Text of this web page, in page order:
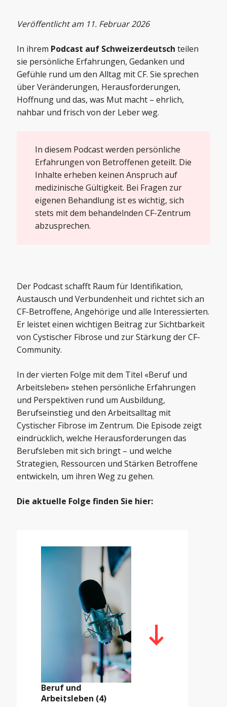
Veröffentlicht am 11. Februar 2026
In ihrem Podcast auf Schweizerdeutsch teilen
sie persönliche Erfahrungen, Gedanken und
Gefühle rund um den Alltag mit CF. Sie sprechen
über Veränderungen, Herausforderungen,
Hoffnung und das, was Mut macht – ehrlich,
nahbar und frisch von der Leber weg.
In diesem Podcast werden persönliche
Erfahrungen von Betroffenen geteilt. Die
Inhalte erheben keinen Anspruch auf
medizinische Gültigkeit. Bei Fragen zur
eigenen Behandlung ist es wichtig, sich
stets mit dem behandelnden CF-Zentrum
abzusprechen.
Der Podcast schafft Raum für Identifikation,
Austausch und Verbundenheit und richtet sich an
CF-Betroffene, Angehörige und alle Interessierten.
Er leistet einen wichtigen Beitrag zur Sichtbarkeit
von Cystischer Fibrose und zur Stärkung der CF-
Community.
In der vierten Folge mit dem Titel «Beruf und
Arbeitsleben» stehen persönliche Erfahrungen
und Perspektiven rund um Ausbildung,
Berufseinstieg und den Arbeitsalltag mit
Cystischer Fibrose im Zentrum. Die Episode zeigt
eindrücklich, welche Herausforderungen das
Berufsleben mit sich bringt – und welche
Strategien, Ressourcen und Stärken Betroffene
entwickeln, um ihren Weg zu gehen.
Die aktuelle Folge finden Sie hier:
Beruf und
Arbeitsleben (4)